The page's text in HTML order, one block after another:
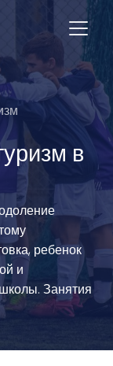
в
ребенок
и
Занятия